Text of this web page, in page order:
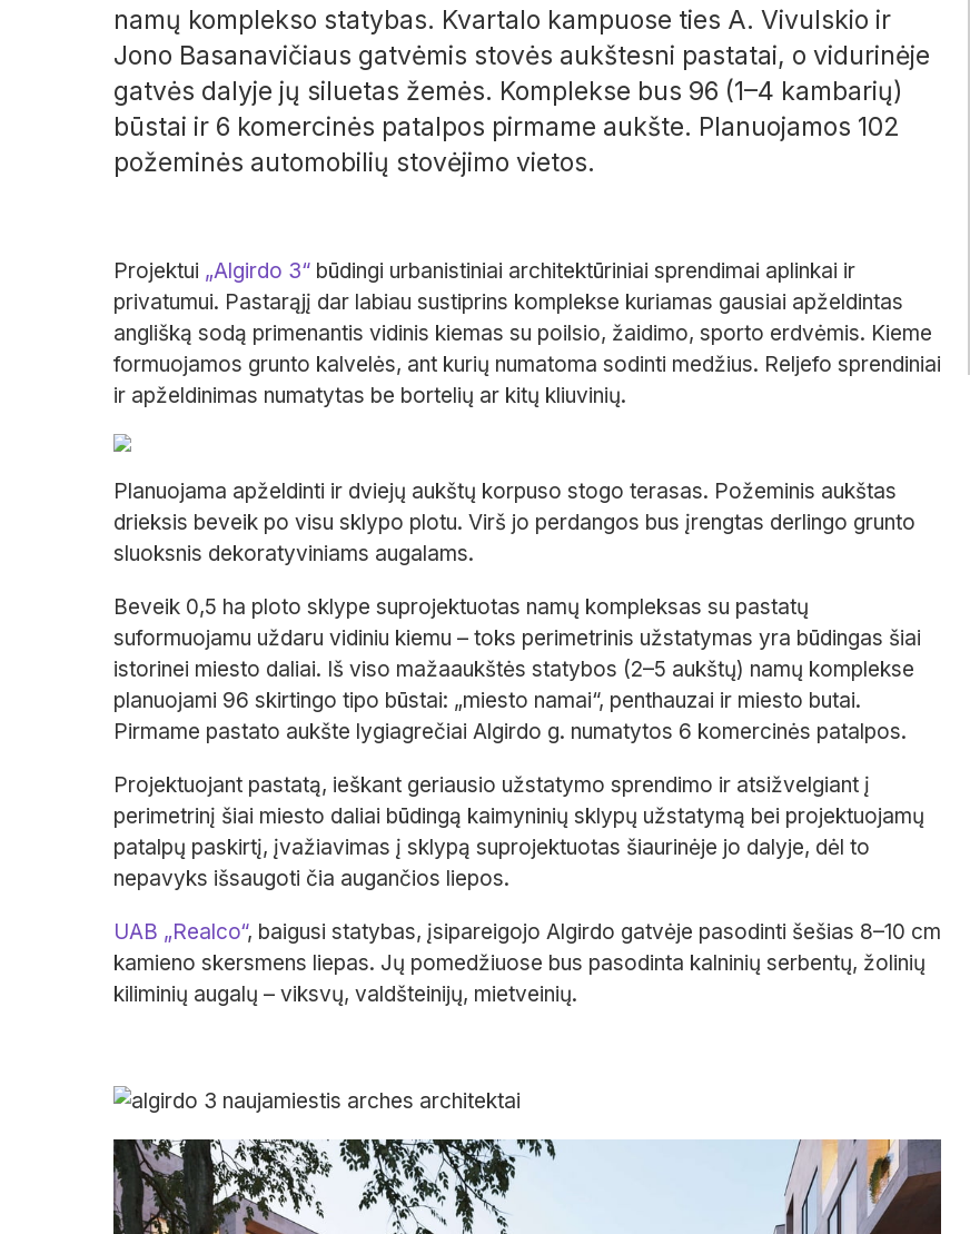
namų komplekso statybas. Kvartalo kampuose ties A. Vivulskio ir
Jono Basanavičiaus gatvėmis stovės aukštesni pastatai, o vidurinėje
gatvės dalyje jų siluetas žemės. Komplekse bus 96 (1–4 kambarių)
būstai ir 6 komercinės patalpos pirmame aukšte. Planuojamos 102
požeminės automobilių stovėjimo vietos.
Projektui „Algirdo 3“ būdingi urbanistiniai architektūriniai sprendimai aplinkai ir
privatumui. Pastarąjį dar labiau sustiprins komplekse kuriamas gausiai apželdintas
anglišką sodą primenantis vidinis kiemas su poilsio, žaidimo, sporto erdvėmis. Kieme
formuojamos grunto kalvelės, ant kurių numatoma sodinti medžius. Reljefo sprendiniai
ir apželdinimas numatytas be bortelių ar kitų kliuvinių.
Planuojama apželdinti ir dviejų aukštų korpuso stogo terasas. Požeminis aukštas
drieksis beveik po visu sklypo plotu. Virš jo perdangos bus įrengtas derlingo grunto
sluoksnis dekoratyviniams augalams.
Beveik 0,5 ha ploto sklype suprojektuotas namų kompleksas su pastatų
suformuojamu uždaru vidiniu kiemu – toks perimetrinis užstatymas yra būdingas šiai
istorinei miesto daliai. Iš viso mažaaukštės statybos (2–5 aukštų) namų komplekse
planuojami 96 skirtingo tipo būstai: „miesto namai“, penthauzai ir miesto butai.
Pirmame pastato aukšte lygiagrečiai Algirdo g. numatytos 6 komercinės patalpos.
Projektuojant pastatą, ieškant geriausio užstatymo sprendimo ir atsižvelgiant į
perimetrinį šiai miesto daliai būdingą kaimyninių sklypų užstatymą bei projektuojamų
patalpų paskirtį, įvažiavimas į sklypą suprojektuotas šiaurinėje jo dalyje, dėl to
nepavyks išsaugoti čia augančios liepos.
UAB „Realco“, baigusi statybas, įsipareigojo Algirdo gatvėje pasodinti šešias 8–10 cm
kamieno skersmens liepas. Jų pomedžiuose bus pasodinta kalninių serbentų, žolinių
kiliminių augalų – viksvų, valdšteinijų, mietveinių.